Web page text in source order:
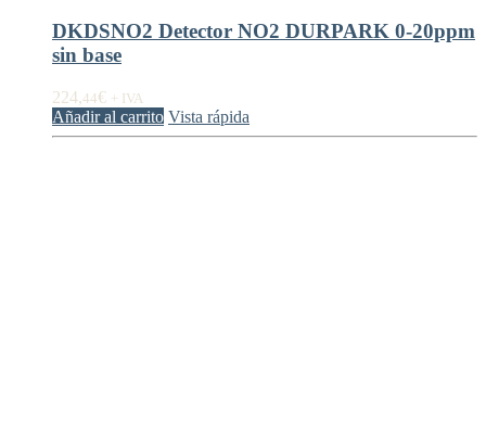
DKDSNO2 Detector NO2 DURPARK 0-20ppm
sin base
224,44€ + IVA
Añadir al carrito Vista rápida